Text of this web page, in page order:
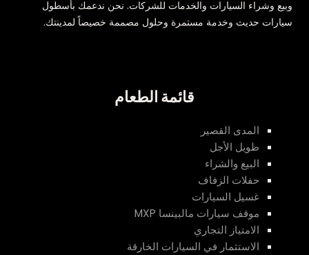
وبيع وشراء السيارات والخدمات للشركات. نحن ندعمك بأسطول
سيارات حديث وخدمة مستمرة وحلول مصممة خصيصاً لمدينتك.
قائمة الطعام
المدى القصير
طويل الأجل
البيع والشراء
حفلات الزفاف
غسيل السيارات
موقف سيارات مالبينسا MXP
الامتياز التجاري
الاستثمار في السيارات الخارقة